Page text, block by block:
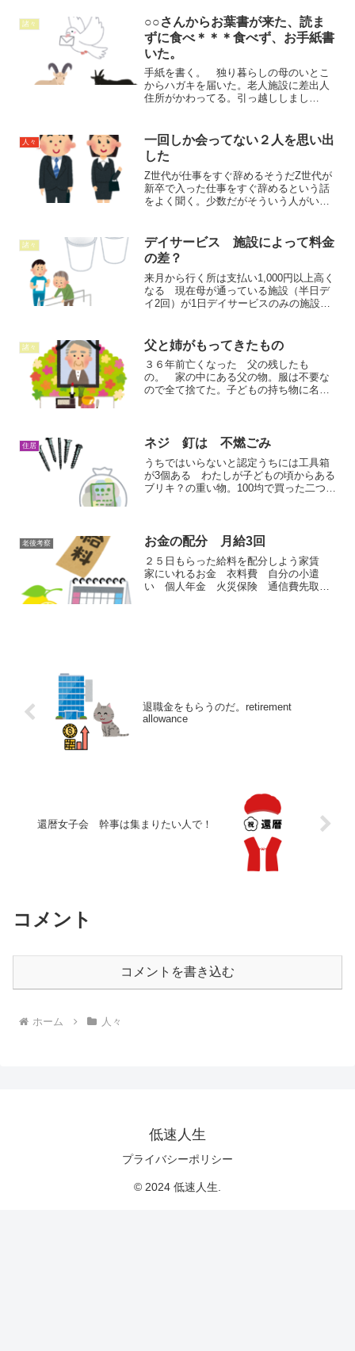
諸々
○○さんからお葉書が来た、読ま
ずに食べ＊＊＊食べず、お手紙書
いた。
手紙を書く。 独り暮らしの母のいとこ
からハガキを届いた。老人施設に差出人
住所がかわってる。引っ越ししまし
て母も会う事はないんだけど、たまに電
話かけて連絡をとっていた。同...
人々
一回しか会ってない２人を思い出
した
Z世代が仕事をすぐ辞めるそうだZ世代が
新卒で入った仕事をすぐ辞めるという話
をよく聞く。少数だがそういう人がいる
うだろう。 前の職場では大学生たちが
就活でバイトをよく休ん...
諸々
デイサービス 施設によって料金
の差？
来月から行く所は支払い1,000円以上高く
なる 現在母が通っている施設（半日デ
イ2回）が1日デイサービスのみの施設に
設、先週 お試しで体験。まあ、悪くな
いと母がいうので ...
諸々 父と姉がもってきたもの
３６年前亡くなった 父の残したも
の。 家の中にある父の物。服は不要な
ので全て捨てた。子どもの持ち物に名前
ない物は、*カメラ 家になか...
住居 ネジ 釘は 不燃ごみ
うちではいらないと認定うちには工具箱
が3個ある わたしが子どもの頃からある
ブリキ？の重い物。100均で買った二つの
かいるかな？整理し...
老後考察 お金の配分 月給3回
２５日もらった給料を配分しよう家賃
家にいれるお金 衣料費 自分の小遣
い 個人年金 火災保険 通信費先取り
退職金をもらうのだ。retirement
allowance
還暦女子会 幹事は集まりたい人で！
コメント
コメントを書き込む
ホーム 人々
低速人生
プライバシーポリシー
© 2024 低速人生.